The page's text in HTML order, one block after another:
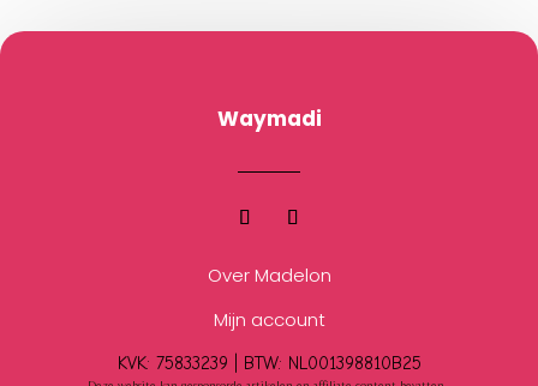
Waymadi
Over Madelon
Mijn account
KVK: 75833239 | BTW: NL001398810B25